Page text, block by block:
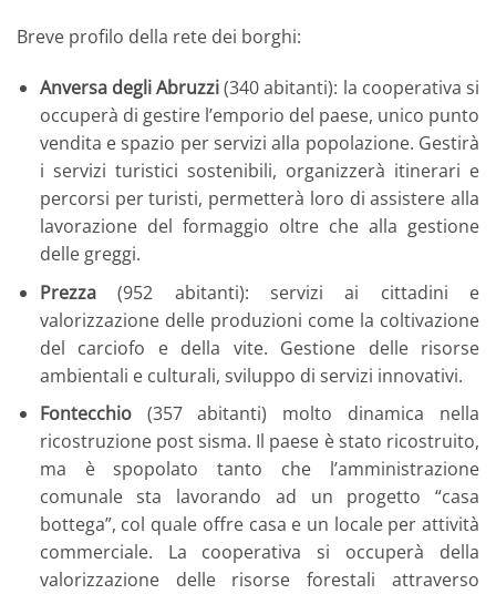
Breve profilo della rete dei borghi:
Anversa degli Abruzzi(340 abitanti): la cooperativa si
occuperà di gestire l’emporio del paese, unico punto
vendita e spazio per servizi alla popolazione. Gestirà
i servizi turistici sostenibili, organizzerà itinerari e
percorsi per turisti, permetterà loro di assistere alla
lavorazione del formaggio oltre che alla gestione
delle greggi.
Prezza(952 abitanti): servizi ai cittadini e
valorizzazione delle produzioni come la coltivazione
del carciofo e della vite. Gestione delle risorse
ambientali e culturali, sviluppo di servizi innovativi.
Fontecchio(357 abitanti) molto dinamica nella
ricostruzione post sisma. Il paese è stato ricostruito,
ma è spopolato tanto che l’amministrazione
comunale sta lavorando ad un progetto “casa
bottega”, col quale offre casa e un locale per attività
commerciale. La cooperativa si occuperà della
valorizzazione delle risorse forestali attraverso